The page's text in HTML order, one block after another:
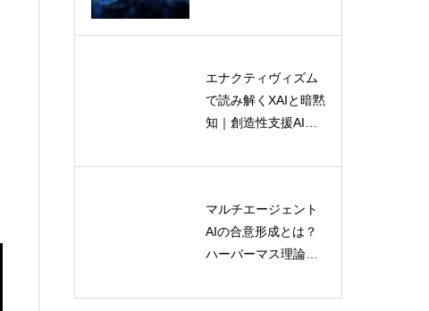
持続可能なAI活用
エナクティヴィズム
で読み解くXAIと暗黙
知｜創造性支援AIの
マルチエージェント
AIの合意形成とは？
ハーバーマス理論と
く仕組み
AI共生時代の新たな
主体性モデル｜生態
学とディープエコロ
ポストヒューマン記
号論とは何か？AI・
ロボット・環境が意
理論